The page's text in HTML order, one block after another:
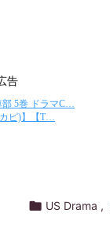
告
 US Drama ,